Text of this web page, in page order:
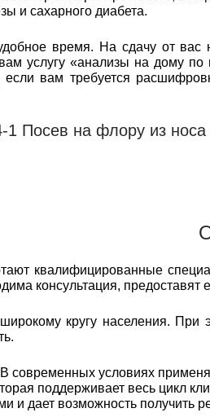
и сахарного диабета.
время. На сдачу от вас
услугу «анализы на дому
если вам требуется
1 Посев на флору из носа
квалифицированные
консультация,
кругу населения. При
современных условиях
поддерживает весь цикл
и дает возможность получить